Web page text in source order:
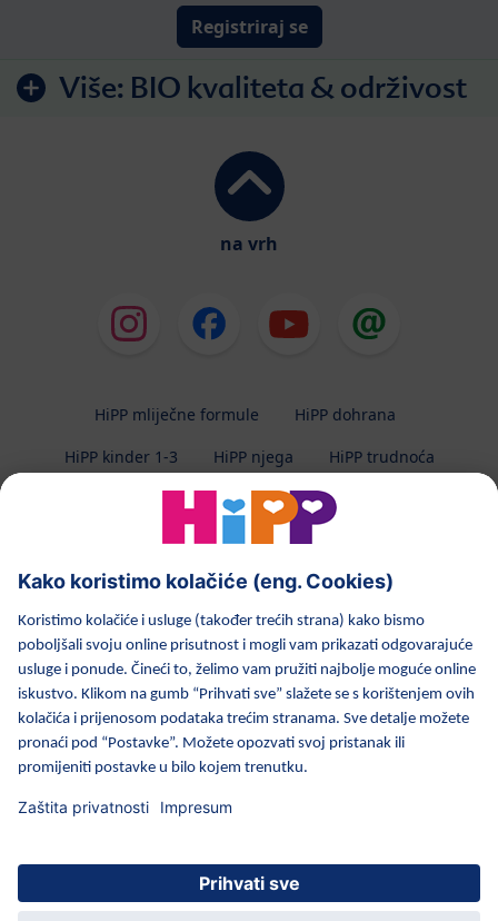
Registriraj se
Više: BIO kvaliteta & održivost
na vrh
HiPP mliječne formule
HiPP dohrana
HiPP kinder 1-3
HiPP njega HiPP trudnoća
Zaštita privatnosti
Uvjeti korištenja